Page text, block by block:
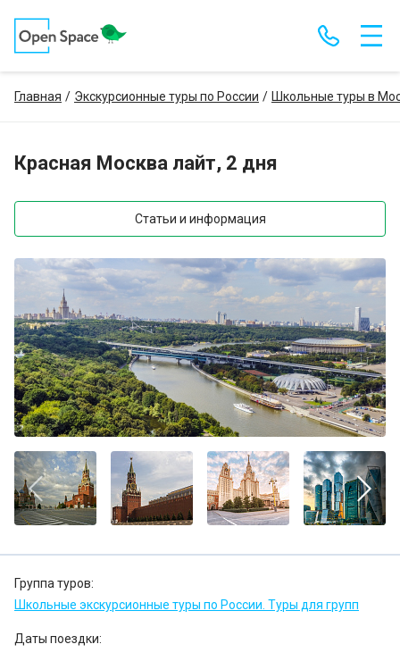
Главная Экскурсионные туры по России Школьные туры в
Красная Москва лайт, 2 дня
Статьи и информация
Группа туров:
Школьные экскурсионные туры по России. Туры для групп
Даты поездки: